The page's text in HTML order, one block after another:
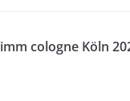
imm cologne Köln